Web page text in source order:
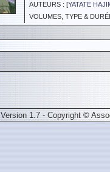
AUTEURS : [YATATE
VOLUMES, TYPE &
Version 1.7 - Copyright ©